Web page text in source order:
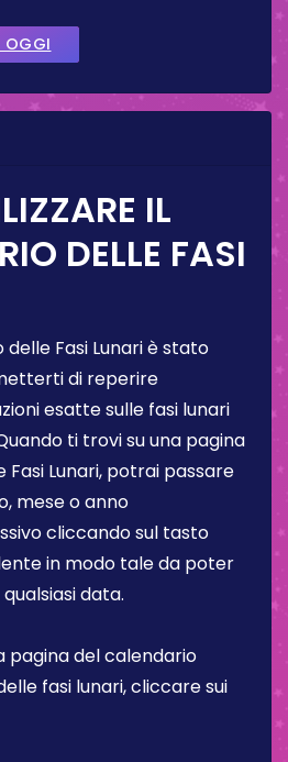
OGGI
IL
DELLE FASI
Fasi Lunari è stato
di reperire
esatte sulle fasi lunari
ti trovi su una pagina
Fasi Lunari, potrai passare
mese o anno
cliccando sul tasto
in modo tale da poter
data.
pagina del calendario
fasi lunari, cliccare sui